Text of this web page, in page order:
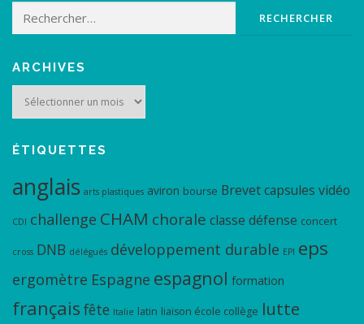
Rechercher :
ARCHIVES
ÉTIQUETTES
anglais arts plastiques aviron bourse Brevetcapsules vidéo
CDI challenge CHAM chorale classe défense concert
cross DNB délégués développement durable EPI eps
ergomètre Espagne espagnol formation
français fête Italie latin liaison école collège lutte